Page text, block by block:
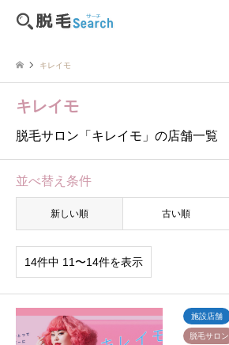
キレイモ
キレイモ
脱毛サロン「キレイモ」の店舗一覧
並べ替え条件
新しい順 古い順
14件中 11〜14件を表示
施設店舗
脱毛サロン